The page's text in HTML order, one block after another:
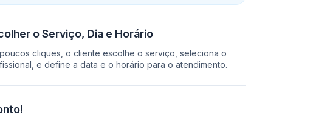
o Serviço, Dia e Horário
cliques, o cliente escolhe o serviço, seleciona o
e define a data e o horário para o atendimento.